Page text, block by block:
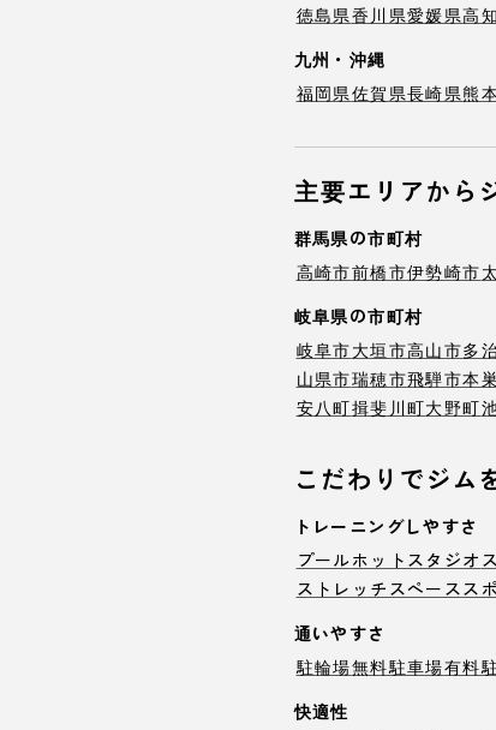
徳島県香川県愛媛県高
九州・沖縄
福岡県佐賀県長崎県熊
主要エリアから
群馬県の市町村
高崎市前橋市伊勢崎市
岐阜県の市町村
岐阜市大垣市高山市多
山県市瑞穂市飛騨市本
安八町揖斐川町大野町
こだわりでジム
トレーニングしやすさ
プールホットスタジオ
ストレッチスペースス
通いやすさ
駐輪場無料駐車場有料
快適性